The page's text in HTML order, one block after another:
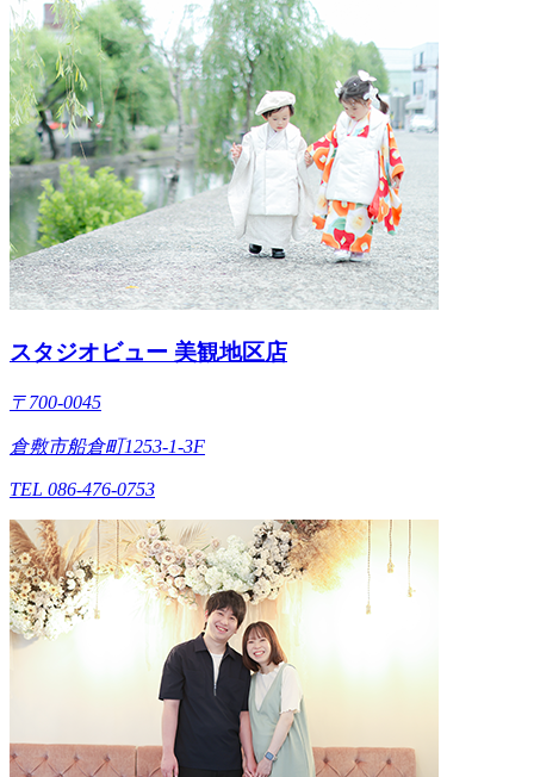
スタジオビュー 美観地区店
〒700-0045
倉敷市船倉町1253-1-3F
TEL 086-476-0753